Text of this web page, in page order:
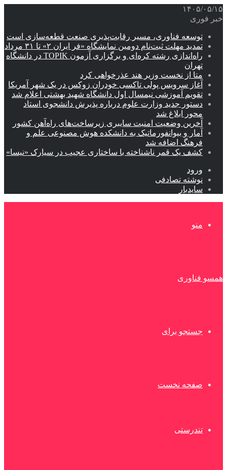
۱۴۰۵/۰۵/۱۵
خبر فوری
توسعه فناوری، مسیر رقابت‌پذیری صنعت قطعه‌سازی است
تمدید مهلت ثبت‌نام دومین نمایشگاه «فر ایران ۲» تا ۳۱ مرداد
راه‌اندازی رشته کره‌ای و برگزاری آزمون TOPIK در دانشگاه
تهران
متا از نخست وزیر هند عذرخواهی کرد
آغاز سرویس پولی تاکسی خودران زوکس در یک شهر آمریکا
تقویم آموزشی نیمسال اول دانشگاه شهید بهشتی اعلام شد
دستور جدید وزارت علوم درباره پذیرش دانشجوی استاد
محور ابلاغ شد
آخرین وضعیت امنیت سایبری زیرساخت‌های راه‌آهن کشور
آمار و بیوانفورماتیک به دانشکده هوش مصنوعی علم و
فرهنگ اضافه شد
کشف یک قمر ناشناخته با ساختاری عجیب در سیارک «نیسا»
ورود
نوشته تصادفی
سایدبار
منو
همسو فناوری
جستجو برای
صفحه نخست
تندرستی